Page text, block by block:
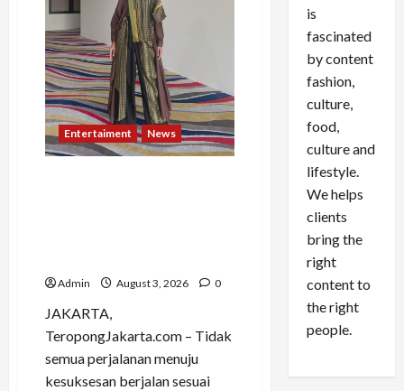
Entertaiment News
Admin August 3, 2026 0
JAKARTA,
TeropongJakarta.com – Tidak
semua perjalanan menuju
kesuksesan berjalan sesuai
is
fascinated
by content
fashion,
culture,
food,
culture and
lifestyle.
We helps
clients
bring the
right
content to
the right
people.